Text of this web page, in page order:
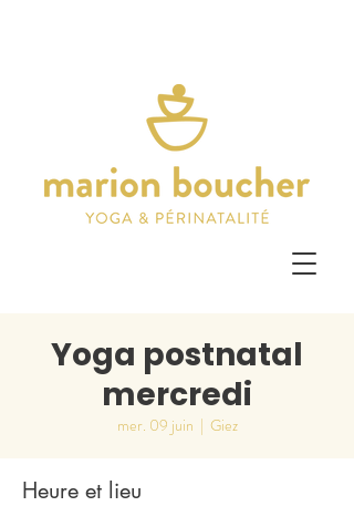
Yoga postnatal
mercredi
mer. 09 juin
  |
Giez
Heure et lieu